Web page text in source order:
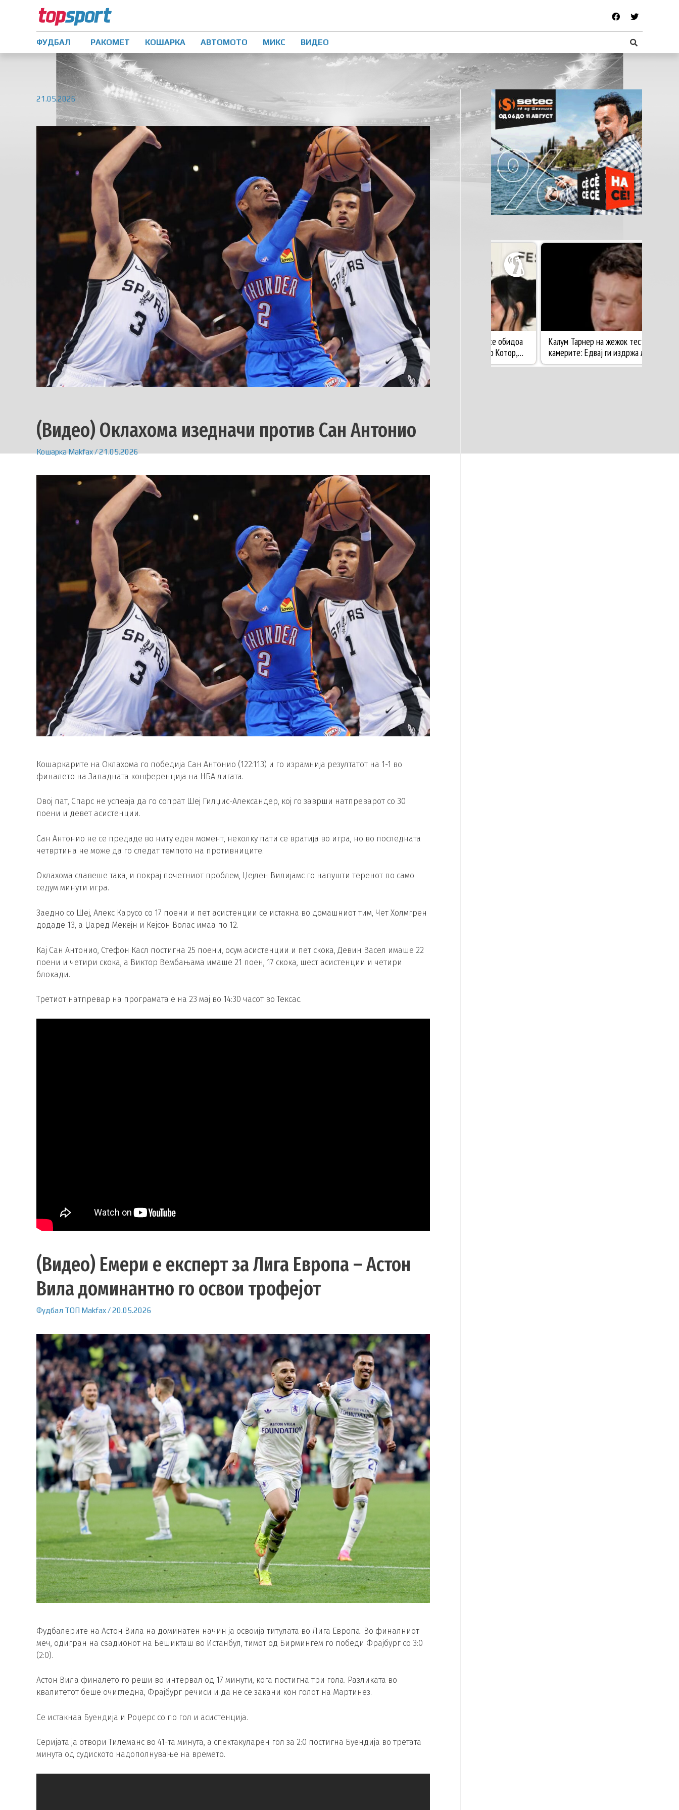
ФУДБАЛ РАКОМЕТ КОШАРКА АВТОМОТО МИКС ВИДЕО
21.05.2026
(Видео) Оклахома изедначи против Сан Антонио
КошаркаMakfax/21.05.2026
Кошаркарите на Оклахома го победија Сан Антонио (122:113) и го израмнија резултатот на 1-1 во
финалето на Западната конференција на НБА лигата.
Овој пат, Спарс не успеаја да го сопрат Шеј Гилџис-Александер, кој го заврши натпреварот со 30
поени и девет асистенции.
Сан Антонио не се предаде во ниту еден момент, неколку пати се вратија во игра, но во последната
четвртина не може да го следат темпото на противниците.
Оклахома славеше така, и покрај почетниот проблем, Џејлен Вилијамс го напушти теренот по само
седум минути игра.
Заедно со Шеј, Алекс Карусо со 17 поени и пет асистенции се истакна во домашниот тим, Чет Холмгрен
додаде 13, а Џаред Мекејн и Кејсон Волас имаа по 12.
Кај Сан Антонио, Стефон Касл постигна 25 поени, осум асистенции и пет скока, Девин Васел имаше 22
поени и четири скока, а Виктор Вембањама имаше 21 поен, 17 скока, шест асистенции и четири
блокади.
Третиот натпревар на програмата е на 23 мај во 14:30 часот во Тексас.
(Видео) Емери е експерт за Лига Европа – Астон
Вила доминантно го освои трофејот
Фудбал ТОП Makfax/20.05.2026
Фудбалерите на Астон Вила на доминатен начин ја освоија титулата во Лига Европа. Во финалниот
меч, одигран на сѕадионот на Бешикташ во Истанбул, тимот од Бирмингем го победи Фрајбург со 3:0
(2:0).
Астон Вила финалето го реши во интервал од 17 минути, кога постигна три гола. Разликата во
квалитетот беше очигледна, Фрајбург речиси и да не се закани кон голот на Мартинез.
Се истакнаа Буендија и Роџерс со по гол и асистенција.
Серијата ја отвори Тилеманс во 41-та минута, а спектакуларен гол за 2:0 постигна Буендија во третата
минута од судиското надополнување на времето.